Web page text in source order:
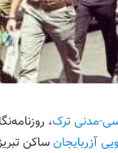
مدنی ترک،
آزربایجان